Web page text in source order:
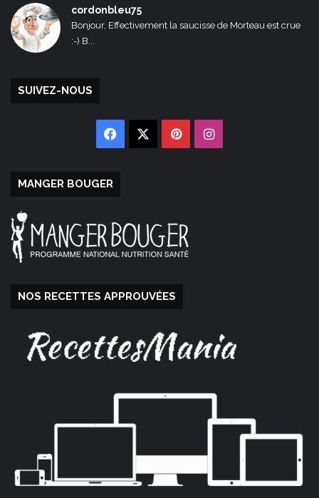
cordonbleu75
Bonjour, Effectivement la saucisse de Morteau est crue
:-) B...
SUIVEZ-NOUS
Facebook PinterestInstagram
MANGER BOUGER
NOS RECETTES APPROUVÉES